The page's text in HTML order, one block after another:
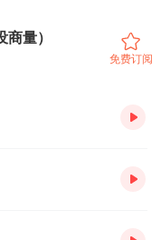
量）
免费订阅